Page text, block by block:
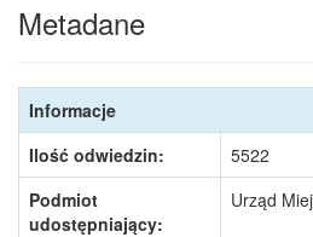
Metadane
Informacje
Ilość odwiedzin:
5522
Podmiot
udostępniający:
Urząd